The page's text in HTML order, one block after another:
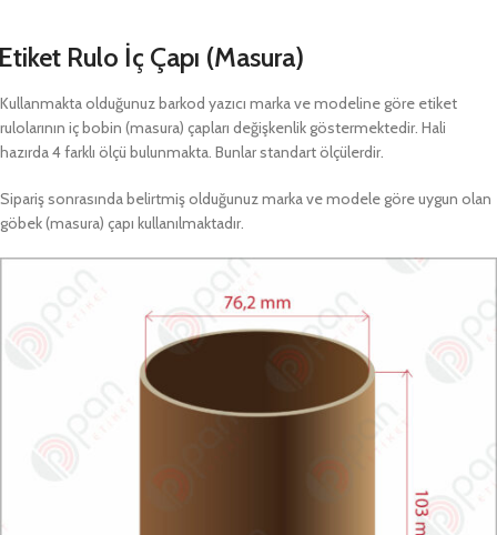
Rulo İç Çapı (Masura)
Kullanmakta olduğunuz barkod yazıcı marka ve modeline göre etiket
rulolarının iç bobin (masura) çapları değişkenlik göstermektedir. Hali
hazırda 4 farklı ölçü bulunmakta. Bunlar standart ölçülerdir.
Sipariş sonrasında belirtmiş olduğunuz marka ve modele göre uygun olan
göbek (masura) çapı kullanılmaktadır.